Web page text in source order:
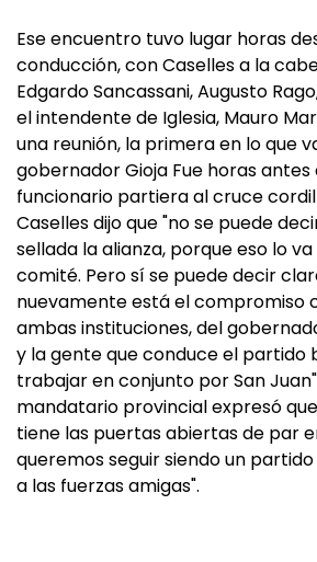
Ese encuentro tuvo lugar horas
conducción, con Caselles a la
Edgardo Sancassani, Augusto
el intendente de Iglesia, Mauro
una reunión, la primera en lo que
gobernador Gioja Fue horas antes
funcionario partiera al cruce
Caselles dijo que "no se puede
sellada la alianza, porque eso lo
comité. Pero sí se puede decir
nuevamente está el compromiso
ambas instituciones, del
y la gente que conduce el partido
trabajar en conjunto por San
mandatario provincial expresó
tiene las puertas abiertas de par
queremos seguir siendo un
a las fuerzas amigas".